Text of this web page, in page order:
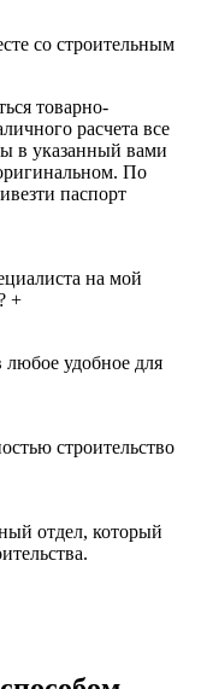
со строительным
товарно-
расчета все
в указанный вами
По
паспорт
на мой
+
любое удобное для
строительство
отдел, который